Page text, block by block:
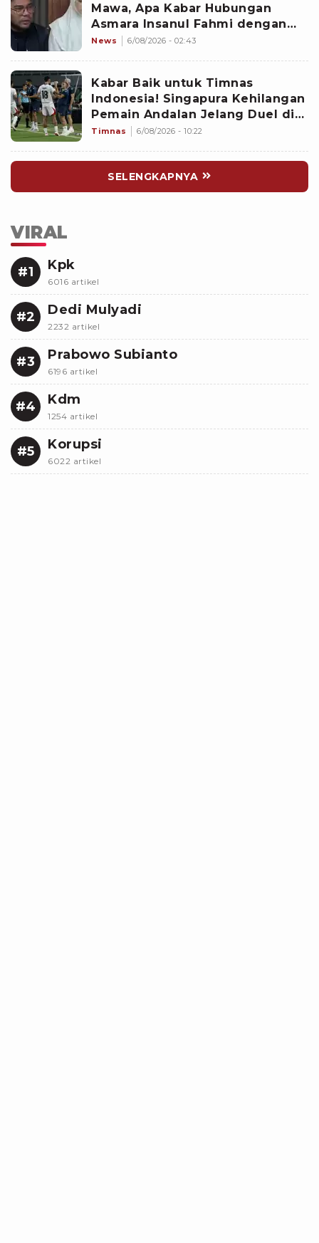
Mawa, Apa Kabar Hubungan
Asmara Insanul Fahmi dengan
Inara Rusli?
News 6/08/2026 - 02:43
Kabar Baik untuk Timnas
Indonesia! Singapura Kehilangan
Pemain Andalan Jelang Duel di
Piala AFF 2026
Timnas 6/08/2026 - 10:22
SELENGKAPNYA
VIRAL
#1 Kpk
6016 artikel
#2 Dedi Mulyadi
2232 artikel
#3 Prabowo Subianto
6196 artikel
#4 Kdm
1254 artikel
#5 Korupsi
6022 artikel